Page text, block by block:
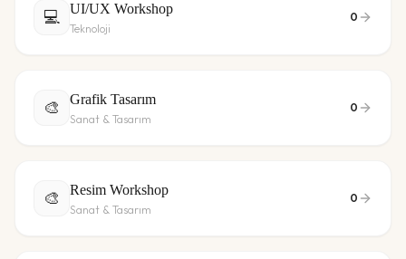
💻 UI/UX Workshop
Teknoloji
0
🎨 Grafik Tasarım
Sanat & Tasarım
0
🎨 Resim Workshop
Sanat & Tasarım
0